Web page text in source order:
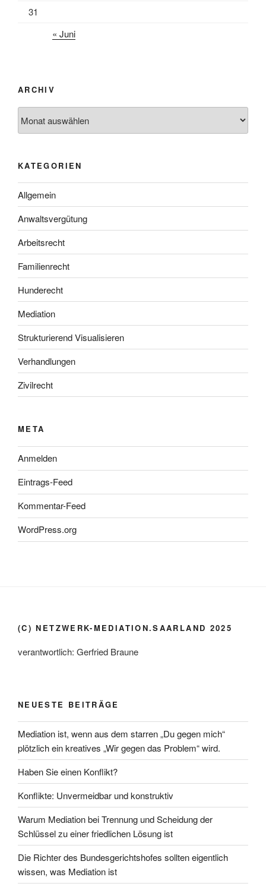
31
« Juni
ARCHIV
KATEGORIEN
Allgemein
Anwaltsvergütung
Arbeitsrecht
Familienrecht
Hunderecht
Mediation
Strukturierend Visualisieren
Verhandlungen
Zivilrecht
META
Anmelden
Eintrags-Feed
Kommentar-Feed
WordPress.org
(C) NETZWERK-MEDIATION.SAARLAND 2025
verantwortlich: Gerfried Braune
NEUESTE BEITRÄGE
Mediation ist, wenn aus dem starren „Du gegen mich“
plötzlich ein kreatives „Wir gegen das Problem“ wird.
Haben Sie einen Konflikt?
Konflikte: Unvermeidbar und konstruktiv
Warum Mediation bei Trennung und Scheidung der
Schlüssel zu einer friedlichen Lösung ist
Die Richter des Bundesgerichtshofes sollten eigentlich
wissen, was Mediation ist